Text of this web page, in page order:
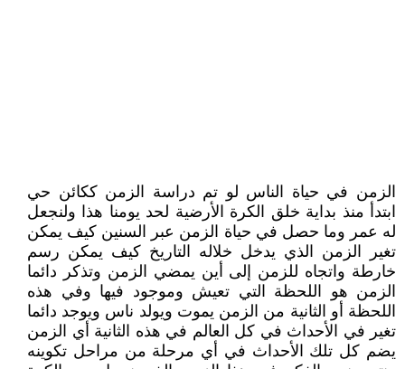
الزمن في حياة الناس لو تم دراسة الزمن ككائن حي
ابتدأ منذ بداية خلق الكرة الأرضية لحد يومنا هذا ولنجعل
له عمر وما حصل في حياة الزمن عبر السنين كيف يمكن
تغير الزمن الذي يدخل خلاله التاريخ كيف يمكن رسم
خارطة واتجاه للزمن إلى أين يمضي الزمن وتذكر دائما
الزمن هو اللحظة التي تعيش وموجود فيها وفي هذه
اللحظة أو الثانية من الزمن يموت ويولد ناس ويوجد دائما
تغير في الأحداث في كل العالم في هذه الثانية أي الزمن
يضم كل تلك الأحداث في أي مرحلة من مراحل تكوينه